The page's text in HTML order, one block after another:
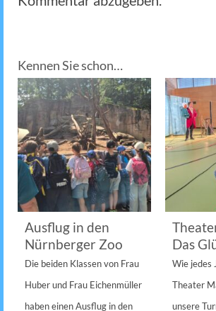
Kennen Sie schon…
Ausflug in den
Nürnberger Zoo
Die beiden Klassen von Frau
Huber und Frau Eichenmüller
haben einen Ausflug in den
Das
Wie jedes
Theater
unsere